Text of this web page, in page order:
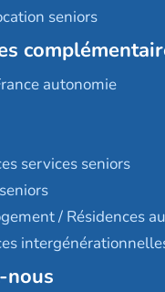
seniors
autonomie
services seniors
/ Résidences
nous